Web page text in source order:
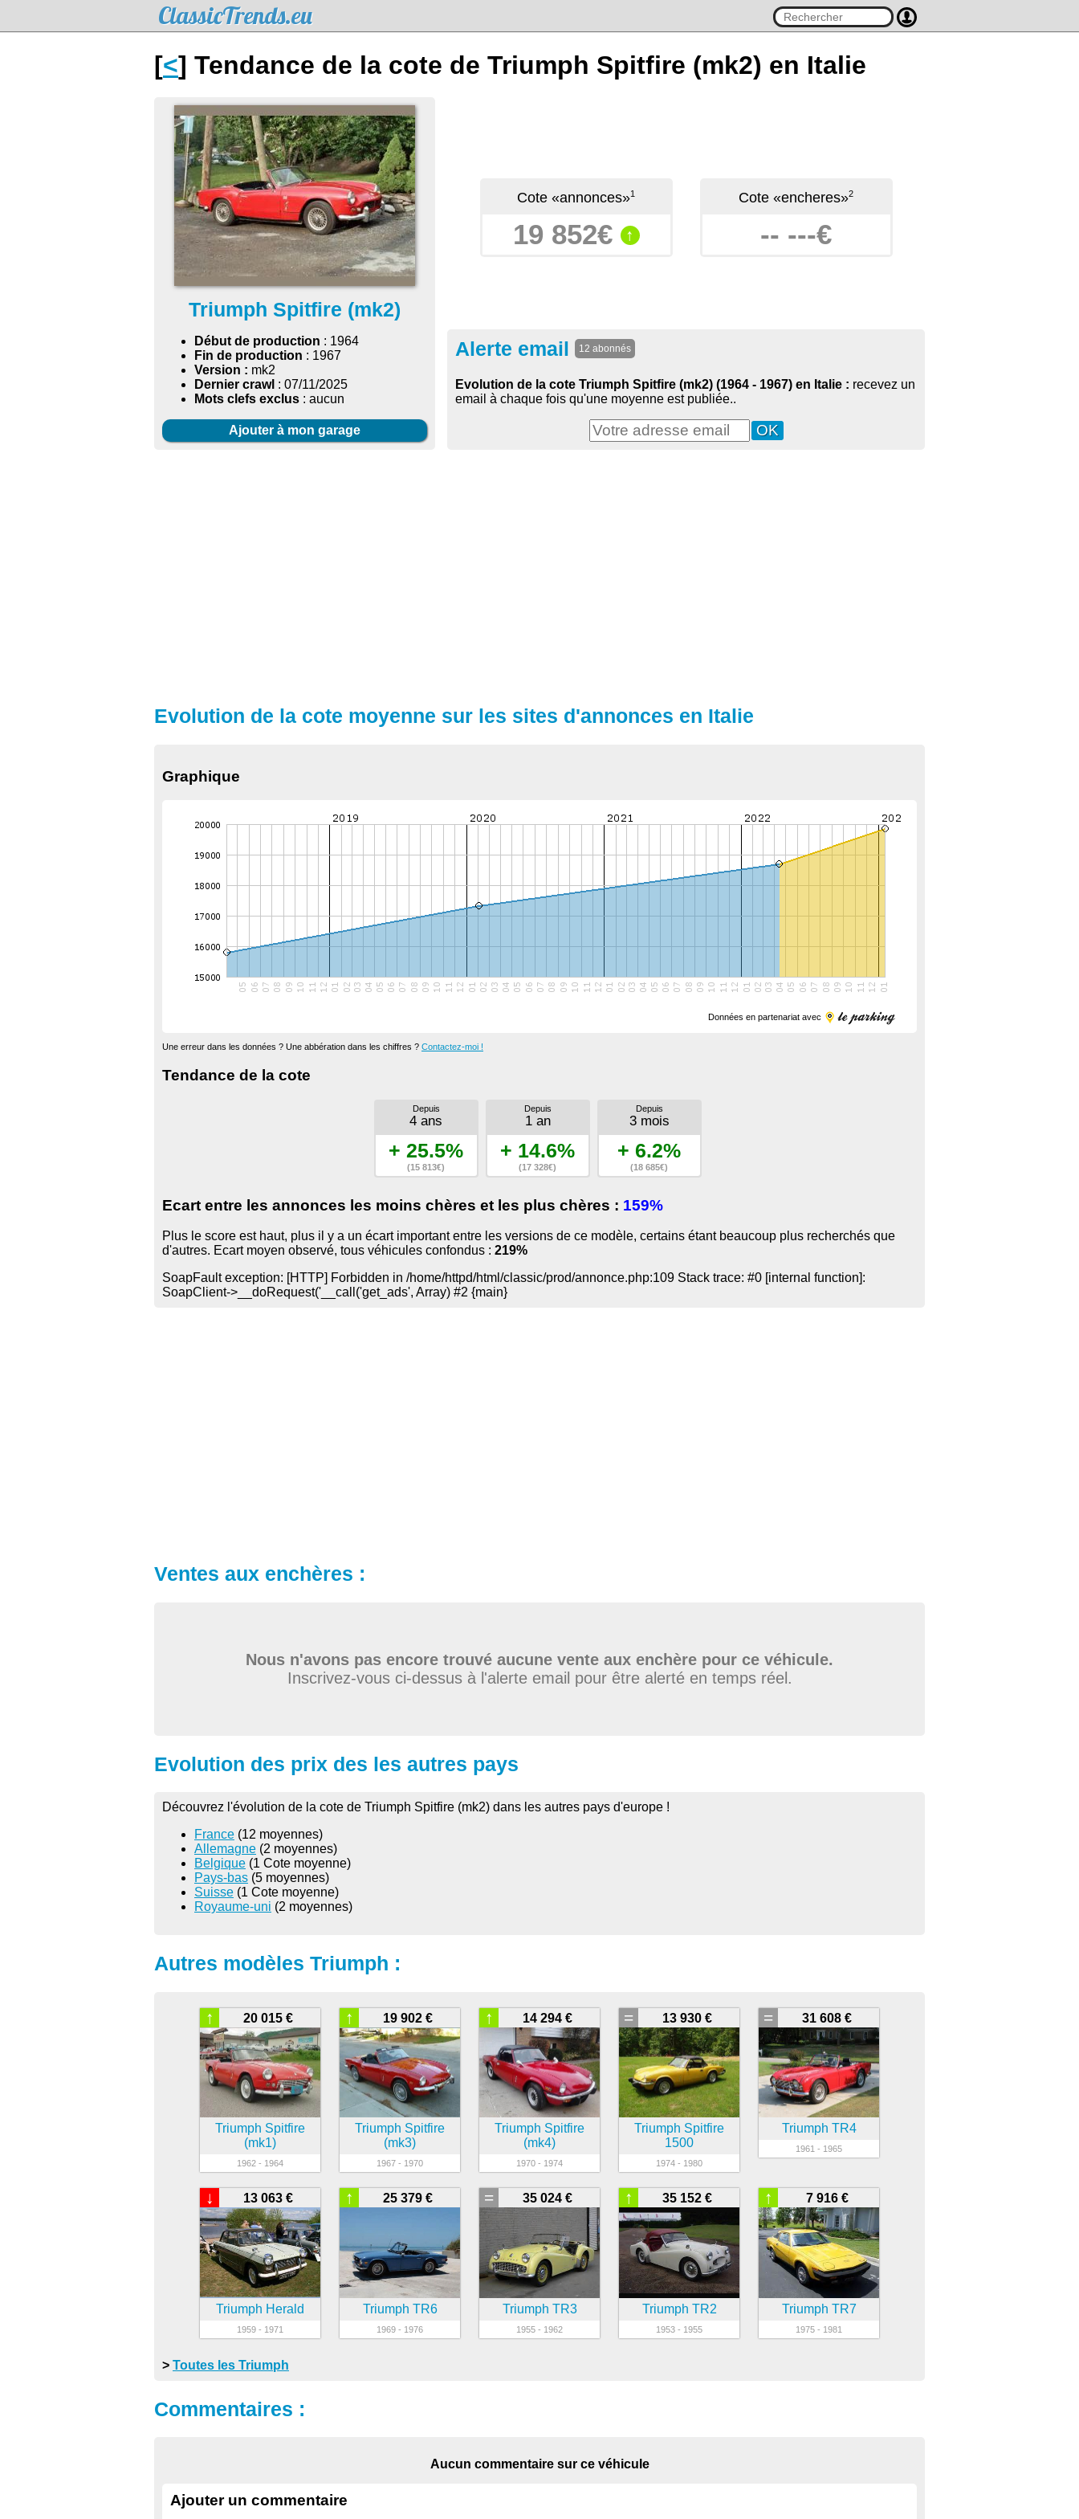
ClassicTrends.eu
[<] Tendance de la cote de Triumph Spitfire (mk2) en Italie
Triumph Spitfire (mk2)
Début de production : 1964
Fin de production : 1967
Version : mk2
Dernier crawl : 07/11/2025
Mots clefs exclus : aucun
Ajouter à mon garage
Cote «annonces»1
19 852€ ↑
Cote «encheres»2
-- ---€
Alerte email 12 abonnés
Evolution de la cote Triumph Spitfire (mk2) (1964 - 1967) en Italie : recevez un
email à chaque fois qu'une moyenne est publiée..
Evolution de la cote moyenne sur les sites d'annonces en Italie
Graphique
Données en partenariat avec
Une erreur dans les données ? Une abbération dans les chiffres ? Contactez-moi !
Tendance de la cote
Depuis
4 ans
+ 25.5%
(15 813€)
Depuis
1 an
+ 14.6%
(17 328€)
Depuis
3 mois
+ 6.2%
(18 685€)
Ecart entre les annonces les moins chères et les plus chères : 159%
Plus le score est haut, plus il y a un écart important entre les versions de ce modèle, certains étant beaucoup plus recherchés que
d'autres. Ecart moyen observé, tous véhicules confondus : 219%
SoapFault exception: [HTTP] Forbidden in /home/httpd/html/classic/prod/annonce.php:109 Stack trace: #0 [internal function]:
SoapClient->__doRequest(' __call('get_ads', Array) #2 {main}
Ventes aux enchères :
Nous n'avons pas encore trouvé aucune vente aux enchère pour ce véhicule.
Inscrivez-vous ci-dessus à l'alerte email pour être alerté en temps réel.
Evolution des prix des les autres pays
Découvrez l'évolution de la cote de Triumph Spitfire (mk2) dans les autres pays d'europe !
France (12 moyennes)
Allemagne (2 moyennes)
Belgique (1 Cote moyenne)
Pays-bas (5 moyennes)
Suisse (1 Cote moyenne)
Royaume-uni (2 moyennes)
Autres modèles Triumph :
20 015 €
↑
Triumph Spitfire
(mk1)
1962 - 1964
19 902 €
↑
Triumph Spitfire
(mk3)
1967 - 1970
14 294 €
↑
Triumph Spitfire
(mk4)
1970 - 1974
13 930 €
=
Triumph Spitfire
1500
1974 - 1980
31 608 €
=
Triumph TR4
1961 - 1965
13 063 €
↓
Triumph Herald
1959 - 1971
25 379 €
↑
Triumph TR6
1969 - 1976
35 024 €
=
Triumph TR3
1955 - 1962
35 152 €
↑
Triumph TR2
1953 - 1955
7 916 €
↑
Triumph TR7
1975 - 1981
> Toutes les Triumph
Commentaires :
Aucun commentaire sur ce véhicule
Ajouter un commentaire